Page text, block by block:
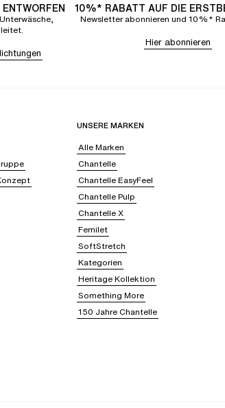
10%* RABATT AUF DIE
Newsletter abonnieren und 10%*
Hier abonnieren
UNSERE MARKEN
Alle Marken
Chantelle
Chantelle EasyFeel
Chantelle Pulp
Chantelle X
Femilet
SoftStretch
Kategorien
Heritage Kollektion
Something More
150 Jahre Chantelle